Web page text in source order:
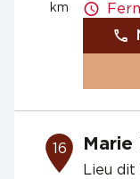
km
16 Marie
Lieu dit